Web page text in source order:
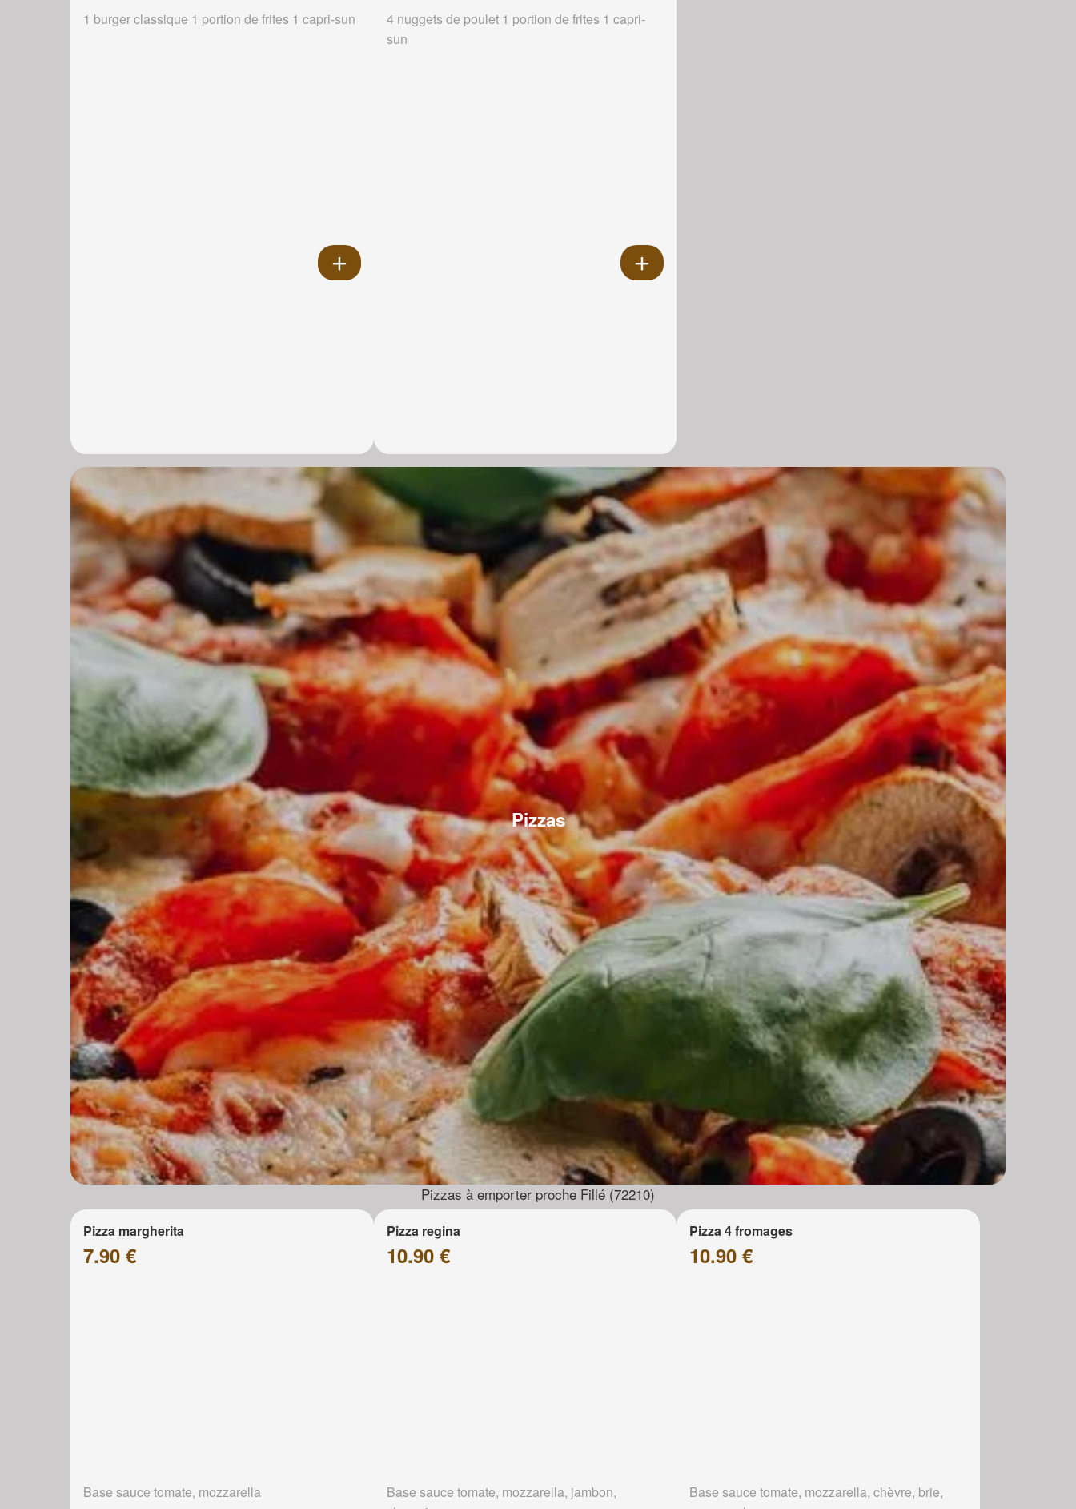
1 burger classique 1 portion de frites 1 capri-sun
4 nuggets de poulet 1 portion de frites 1 capri-
sun
Pizzas
Pizzas à emporter proche Fillé (72210)
Pizza margherita
7.90 €
Base sauce tomate, mozzarella
Pizza regina
10.90 €
Base sauce tomate, mozzarella, jambon,
Pizza 4 fromages
10.90 €
Base sauce tomate, mozzarella, chèvre, brie,